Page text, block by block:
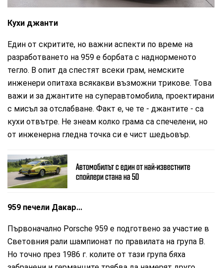
Кухи джанти
Един от скритите, но важни аспекти по време на
разработването на 959 е борбата с наднорменото
тегло. В опит да спестят всеки грам, немските
инженери опитаха всякакви възможни трикове. Това
важи и за джантите на суперавтомобила, проектирани
с мисъл за отслабване. Факт е, че те - джантите - са
кухи отвътре. Не знеам колко грама са спечелени, но
от инженерна гледна точка си е чист шедьовър.
Автомобилът с един от най-известните
спойлери стана на 50
959 печели Дакар...
Първоначално Porsche 959 е подготвено за участие в
Световния рали шампионат по правилата на група B.
Но точно през 1986 г. колите от тази група бяха